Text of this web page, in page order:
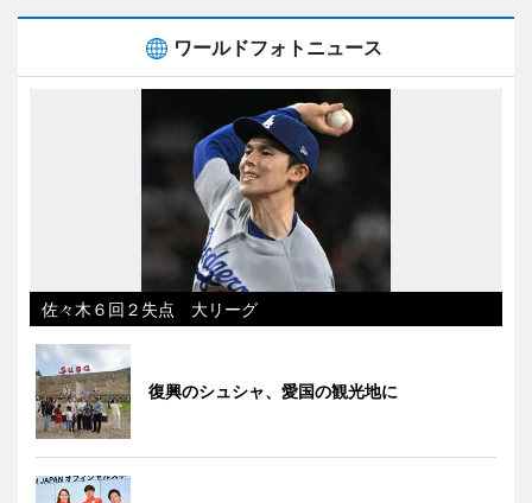
ワールドフォトニュース
佐々木６回２失点 大リーグ
復興のシュシャ、愛国の観光地に